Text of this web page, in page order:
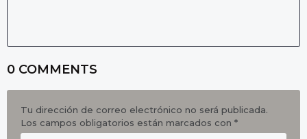
0 COMMENTS
Tu dirección de correo electrónico no será publicada.
Los campos obligatorios están marcados con *